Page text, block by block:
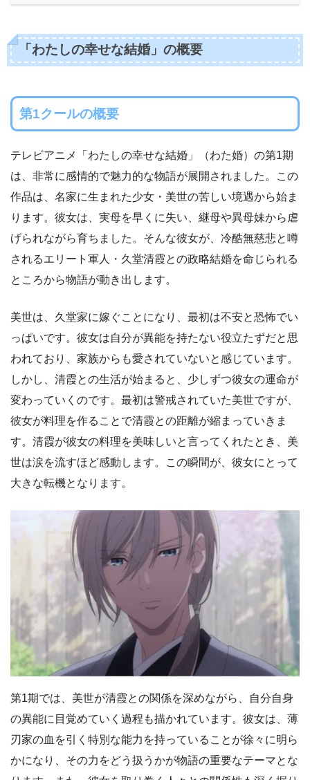
「わたしの幸せな結婚」の概要
第1クールの概要
テレビアニメ「わたしの幸せな結婚」（わた婚）の第1期
は、非常に感情的で魅力的な物語が展開されました。この
作品は、名家に生まれた少女・美世の苦しい境遇から始ま
ります。彼女は、実母を早くに失い、継母や異母妹から虐
げられながら育ちました。そんな彼女が、冷酷無慈悲と噂
されるエリート軍人・久堂清霞との政略結婚を命じられる
ところから物語が動き出します。
美世は、久堂家に嫁ぐことになり、最初は不安と恐怖でい
っぱいです。彼女は自分が異能を持たない役立たずだと思
われており、家族からも愛されていないと感じています。
しかし、清霞との生活が始まると、少しずつ彼女の運命が
変わっていくのです。最初は警戒されていた美世ですが、
彼女が料理を作ることで清霞との距離が縮まっていきま
す。清霞が彼女の料理を美味しいと言ってくれたとき、美
世は涙を流すほど感動します。この瞬間が、彼女にとって
大きな転機となります。
第1期では、美世が清霞との関係を深めながら、自分自身
の異能に目覚めていく過程も描かれています。彼女は、薄
刃家の血を引く特別な能力を持っていることが徐々に明ら
かになり、その力をどう扱うかが物語の重要なテーマとな